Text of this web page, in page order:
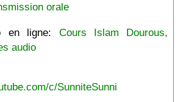
orale
en ligne: Cours Islam Dourous,
audio
c/SunniteSunni